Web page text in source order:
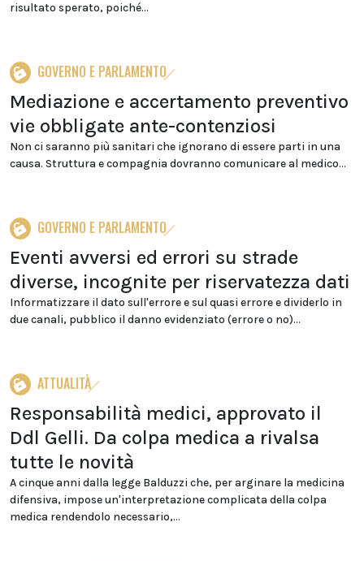
risultato sperato, poiché...
GOVERNO E PARLAMENTO
Mediazione e accertamento preventivo
vie obbligate ante-contenziosi
Non ci saranno più sanitari che ignorano di essere parti in una
causa. Struttura e compagnia dovranno comunicare al medico...
GOVERNO E PARLAMENTO
Eventi avversi ed errori su strade
diverse, incognite per riservatezza dati
Informatizzare il dato sull'errore e sul quasi errore e dividerlo in
due canali, pubblico il danno evidenziato (errore o no)...
ATTUALITÀ
Responsabilità medici, approvato il
Ddl Gelli. Da colpa medica a rivalsa
tutte le novità
A cinque anni dalla legge Balduzzi che, per arginare la medicina
difensiva, impose un'interpretazione complicata della colpa
medica rendendolo necessario,...